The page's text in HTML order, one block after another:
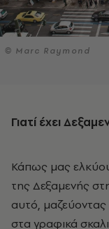
© Marc Raymond
Γιατί έχει
Κάπως μας
της Δεξαμενής
αυτό,
στα γραφικά